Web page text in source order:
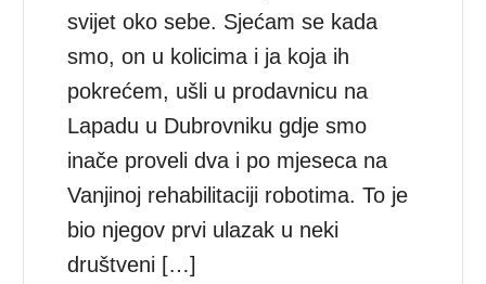
svijet oko sebe. Sjećam se kada
smo, on u kolicima i ja koja ih
pokrećem, ušli u prodavnicu na
Lapadu u Dubrovniku gdje smo
inače proveli dva i po mjeseca na
Vanjinoj rehabilitaciji robotima. To je
bio njegov prvi ulazak u neki
društveni […]